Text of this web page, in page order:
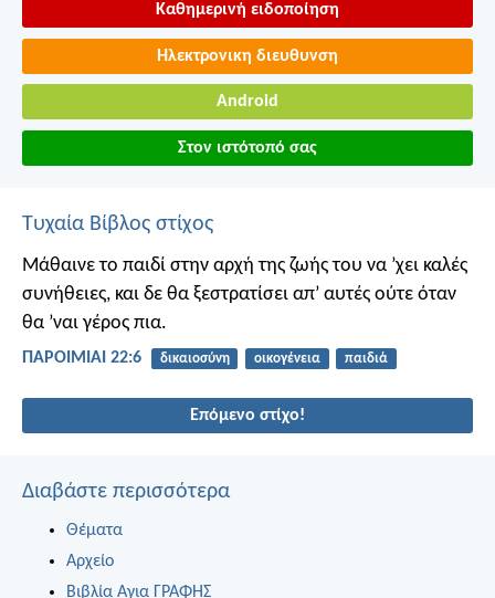
Καθημερινή ειδοποίηση
Ηλεκτρονικη διευθυνση
Android
Στον ιστότοπό σας
Τυχαία Βίβλος στίχος
Μάθαινε το παιδί στην αρχή της ζωής του να ’χει καλές
συνήθειες, και δε θα ξεστρατίσει απ’ αυτές ούτε όταν
θα ’ναι γέρος πια.
ΠΑΡΟΙΜΙΑΙ 22:6 δικαιοσύνη οικογένεια παιδιά
Επόμενο στίχο!
Διαβάστε περισσότερα
Θέματα
Αρχείο
Βιβλία Αγια ΓΡΑΦΗΣ